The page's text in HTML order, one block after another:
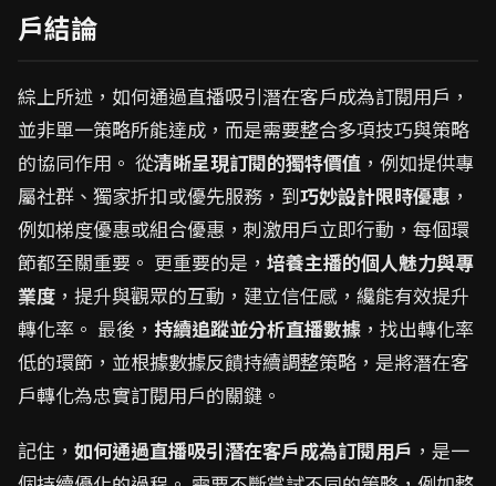
戶結論
綜上所述，如何通過直播吸引潛在客戶成為訂閱用戶，
並非單一策略所能達成，而是需要整合多項技巧與策略
的協同作用。 從清晰呈現訂閱的獨特價值 ，例如提供專
屬社群、獨家折扣或優先服務，到巧妙設計限時優惠 ，
例如梯度優惠或組合優惠，刺激用戶立即行動，每個環
節都至關重要。 更重要的是， 培養主播的個人魅力與專
業度 ，提升與觀眾的互動，建立信任感，纔能有效提升
轉化率。 最後， 持續追蹤並分析直播數據 ，找出轉化率
低的環節，並根據數據反饋持續調整策略，是將潛在客
戶轉化為忠實訂閱用戶的關鍵。
記住， 如何通過直播吸引潛在客戶成為訂閱用戶 ，是一